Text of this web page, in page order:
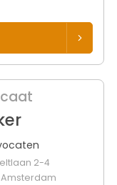
2-4
Amsterdam